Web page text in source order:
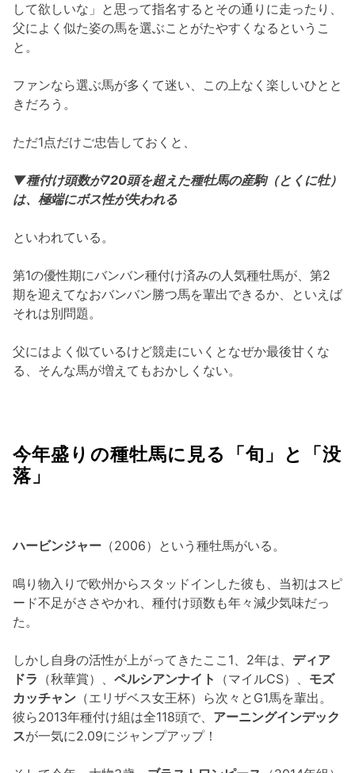
して欲しいな」と思って指名するとその通りに走ったり、
父によく似た姿の馬を選ぶことがたやすくなるというこ
と。
ファンなら選ぶ馬が多くて迷い、この上なく楽しいひとと
きだろう。
ただ1点だけご忠告しておくと、
▼種付け頭数が720頭を超えた種牡馬の産駒（とくに牡）
は、極端にボス性が失われる
といわれている。
第1の優性期にバンバン種付け済みの人気種牡馬が、第2
期を迎えてなおバンバン勝つ馬を輩出できるか、といえば
それは別問題。
父にはよく似ているけど競走にいくとなぜか最後甘くな
る、そんな馬が増えてもおかしくない。
今年盛りの種牡馬に見る「旬」と「没
落」
ハービンジャー （2006）という種牡馬がいる。
鳴り物入りで欧州からスタッドインした彼も、当初はスピ
ード不足がささやかれ、種付け頭数も年々減少気味だっ
た。
しかし自身の活性が上がってきたここ1、2年は、 ディア
ドラ （秋華賞）、 ペルシアンナイト （マイルCS）、 モズ
カッチャン （エリザベス女王杯）ら次々とG1馬を輩出。
彼ら2013年種付け組は全118頭で、 アーニングインデック
スが一気に2.09にジャンプアップ！